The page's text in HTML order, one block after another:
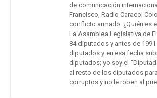
de comunicación
Francisco, Radio Caracol
conflicto armado. ¿Quién es
La Asamblea Legislativa de
84 diputados y antes de
diputados y en esa fecha
diputados; yo soy el
al resto de los diputados
corruptos y no le roben al